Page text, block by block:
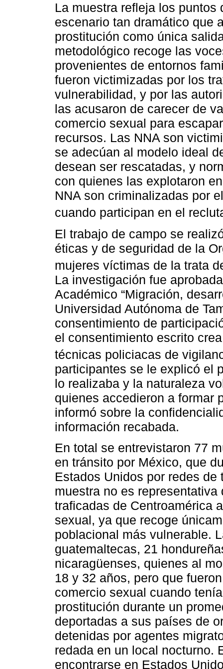
La muestra refleja los puntos
escenario tan dramático que
prostitución como única
metodológico recoge las
provenientes de entornos
fueron victimizadas por los
vulnerabilidad, y por las
las acusaron de carecer de
comercio sexual para
recursos. Las NNA son
se adecúan al modelo ideal
desean ser rescatadas, y
con quienes las explotaron
NNA son criminalizadas por
cuando participan en el
El trabajo de campo se
éticas y de seguridad de la
mujeres víctimas de la trata
La investigación fue
Académico “Migración,
Universidad Autónoma de
consentimiento de
el consentimiento escrito
técnicas policiacas de
participantes se le explicó el
lo realizaba y la naturaleza
quienes accedieron a formar
informó sobre la
información recabada.
En total se entrevistaron 77
en tránsito por México, que
Estados Unidos por redes
muestra no es
traficadas de Centroamérica
sexual, ya que recoge
poblacional más vulnerable.
guatemaltecas, 21
nicaragüenses, quienes al
18 y 32 años, pero que
comercio sexual cuando
prostitución durante un
deportadas a sus países de
detenidas por agentes
redada en un local nocturno.
encontrarse en Estados